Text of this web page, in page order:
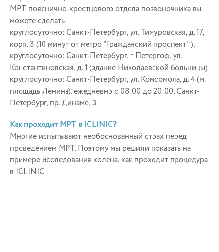
МРТ пояснично-крестцового отдела позвоночника вы
можете сделать:
круглосуточно: Санкт-Петербург, ул. Тимуровская, д. 17,
корп. 3 (10 минут от метро "Гражданский проспект"),
круглосуточно: Санкт-Петербург, г. Петергоф, ул.
Константиновская, д. 1 (здание Николаевской больницы)
круглосуточно: Санкт-Петербург, ул. Комсомола, д. 4 (м.
площадь Ленина). ежедневно с 08:00 до 20:00, Санкт-
Петербург, пр. Динамо, 3 .
Как проходит МРТ в ICLINIC?
Многие испытывают необоснованный страх перед
проведением МРТ. Поэтому мы решили показать на
примере исследования колена, как проходит процедура
в ICLINIC